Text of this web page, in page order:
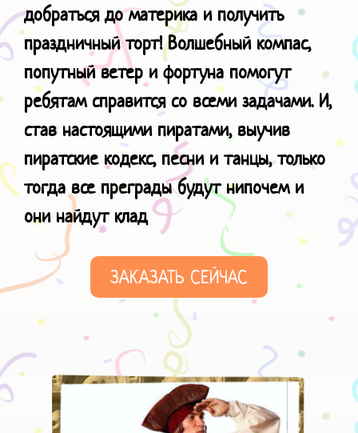
добраться до материка и получить
праздничный торт! Волшебный компас,
попутный ветер и фортуна помогут
ребятам справится со всеми задачами. И,
став настоящими пиратами, выучив
пиратские кодекс, песни и танцы, только
тогда все преграды будут нипочем и
они найдут клад
ЗАКАЗАТЬ СЕЙЧАС